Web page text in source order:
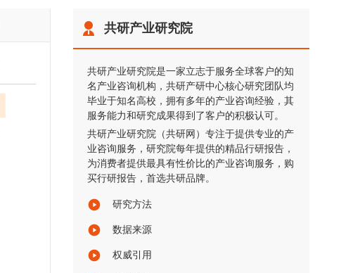
共研产业研究院
共研产业研究院是一家立志于服务全球客户的知
名产业咨询机构，共研产研中心核心研究团队均
毕业于知名高校，拥有多年的产业咨询经验，其
服务能力和研究成果得到了客户的积极认可。
共研产业研究院（共研网）专注于提供专业的产
业咨询服务，研究院每年提供的精品行研报告，
为消费者提供最具有性价比的产业咨询服务，购
买行研报告，首选共研品牌。
研究方法
数据来源
权威引用